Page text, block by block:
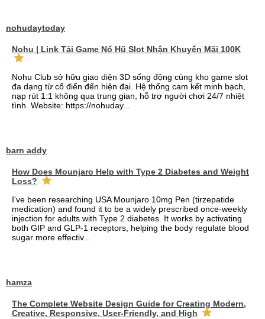
nohudaytoday
Nohu | Link Tải Game Nổ Hũ Slot Nhận Khuyến Mãi 100K
Nohu Club sở hữu giao diện 3D sống động cùng kho game slot
đa dạng từ cổ điển đến hiện đại. Hệ thống cam kết minh bạch,
nạp rút 1:1 không qua trung gian, hỗ trợ người chơi 24/7 nhiệt
tình. Website: https://nohuday...
barn addy
How Does Mounjaro Help with Type 2 Diabetes and Weight
Loss?
I've been researching USA Mounjaro 10mg Pen (tirzepatide
medication) and found it to be a widely prescribed once-weekly
injection for adults with Type 2 diabetes. It works by activating
both GIP and GLP-1 receptors, helping the body regulate blood
sugar more effectiv...
hamza
The Complete Website Design Guide for Creating Modern,
Creative, Responsive, User-Friendly, and High